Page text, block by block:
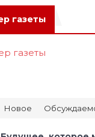
газеты
Новое